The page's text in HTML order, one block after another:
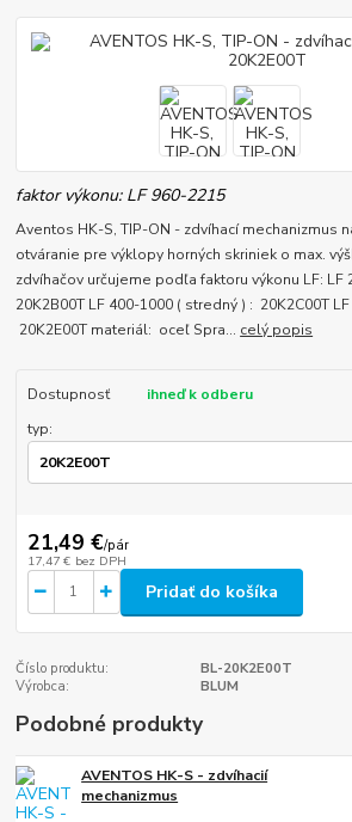
faktor výkonu: LF 960-2215
Aventos HK-S, TIP-ON - zdvíhací mechanizmus
otváranie pre výklopy horných skriniek o max.
zdvíhačov určujeme podľa faktoru výkonu LF:
20K2B00T LF 400-1000 ( stredný ) : 20K2C00T
20K2E00T materiál: oceľ Spra... celý popis
Dostupnosť
ihneď k odberu
typ:
21,49 €/pár
17,47 € bez DPH
Pridať do košíka
Číslo produktu:
BL-20K2E00T
Výrobca:
BLUM
Podobné produkty
AVENTOS HK-S - zdvíhacií
mechanizmus